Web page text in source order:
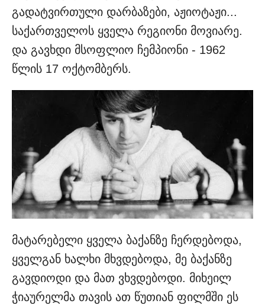
გადატვირთული დარბაზები, აჟიოტაჟი...
საქართველოს ყველა რეგიონი მოვიარე.
და გავხდი მსოფლიო ჩემპიონი - 1962
წლის 17 ოქტომბერს.
მატარებელი ყველა ბაქანზე ჩერდებოდა,
ყველგან ხალხი მხვდებოდა, მე ბაქანზე
გავდიოდი და მათ ვხვდებოდი. მიხეილ
ჭიაურელმა თავის ათ წუთიან ფილმში ეს